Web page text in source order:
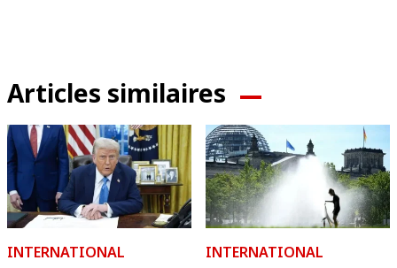
Articles similaires
INTERNATIONAL
INTERNATIONAL